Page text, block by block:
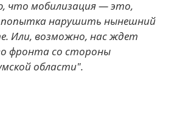
что мобилизация — это,
нарушить нынешний
Или, возможно, нас ждет
фронта со стороны
области".